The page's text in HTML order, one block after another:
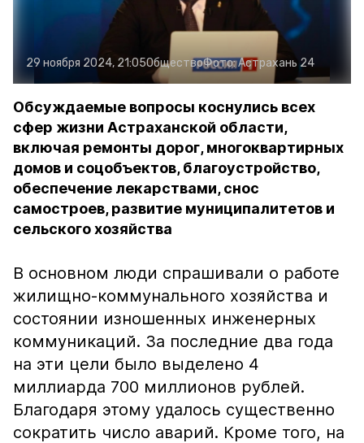
29 ноября 2024, 21:05ОбществоФото:Астрахань 24
Обсуждаемые вопросы коснулись всех
сфер жизни Астраханской области,
включая ремонты дорог, многоквартирных
домов и соцобъектов, благоустройство,
обеспечение лекарствами, снос
самостроев, развитие муниципалитетов и
сельского хозяйства
В основном люди спрашивали о работе
жилищно-коммунального хозяйства и
состоянии изношенных инженерных
коммуникаций. За последние два года
на эти цели было выделено 4
миллиарда 700 миллионов рублей.
Благодаря этому удалось существенно
сократить число аварий. Кроме того, на